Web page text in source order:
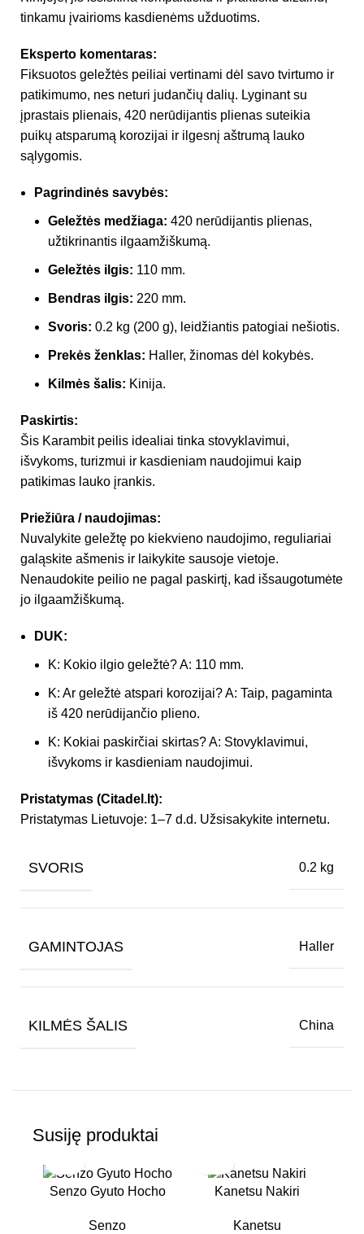
tinkamu įvairioms kasdienėms užduotims.
Eksperto komentaras:
Fiksuotos geležtės peiliai vertinami dėl savo tvirtumo ir
patikimumo, nes neturi judančių dalių. Lyginant su
įprastais plienais, 420 nerūdijantis plienas suteikia
puikų atsparumą korozijai ir ilgesnį aštrumą lauko
sąlygomis.
Pagrindinės savybės:
Geležtės medžiaga: 420 nerūdijantis plienas,
užtikrinantis ilgaamžiškumą.
Geležtės ilgis: 110 mm.
Bendras ilgis: 220 mm.
Svoris: 0.2 kg (200 g), leidžiantis patogiai nešiotis.
Prekės ženklas: Haller, žinomas dėl kokybės.
Kilmės šalis: Kinija.
Paskirtis:
Šis Karambit peilis idealiai tinka stovyklavimui,
išvykoms, turizmui ir kasdieniam naudojimui kaip
patikimas lauko įrankis.
Priežiūra / naudojimas:
Nuvalykite geležtę po kiekvieno naudojimo, reguliariai
galąskite ašmenis ir laikykite sausoje vietoje.
Nenaudokite peilio ne pagal paskirtį, kad išsaugotumėte
jo ilgaamžiškumą.
DUK:
K: Kokio ilgio geležtė? A: 110 mm.
K: Ar geležtė atspari korozijai? A: Taip, pagaminta
iš 420 nerūdijančio plieno.
K: Kokiai paskirčiai skirtas? A: Stovyklavimui,
išvykoms ir kasdieniam naudojimui.
Pristatymas (Citadel.lt):
Pristatymas Lietuvoje: 1–7 d.d. Užsisakykite internetu.
SVORIS 0.2 kg
GAMINTOJAS Haller
KILMĖS ŠALIS China
Susiję produktai
Senzo Gyuto Hocho
Senzo
Kanetsu Nakiri
Kanetsu